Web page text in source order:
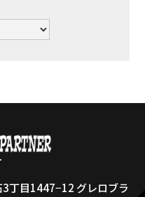
丁目1447−12 グレロブラ